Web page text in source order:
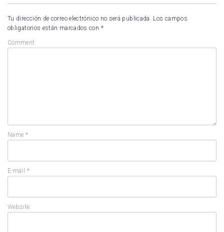
Tu dirección de correo electrónico no será publicada. Los campos
obligatorios están marcados con *
Comment
Name *
E-mail *
Website